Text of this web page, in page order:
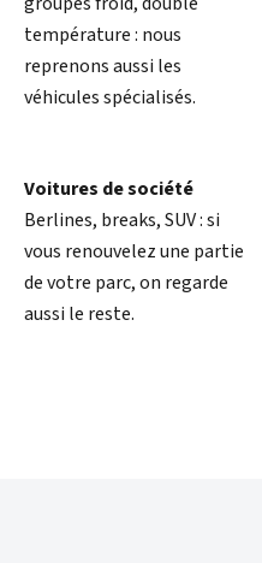
température : nous
reprenons aussi les
véhicules spécialisés.
Voitures de société
Berlines, breaks, SUV : si
vous renouvelez une partie
de votre parc, on regarde
aussi le reste.